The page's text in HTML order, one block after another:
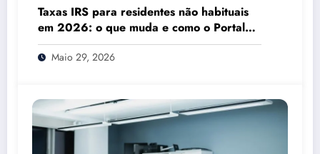
Taxas IRS para residentes não habituais
em 2026: o que muda e como o Portal
das Finanças pode ajudar
Maio 29, 2026